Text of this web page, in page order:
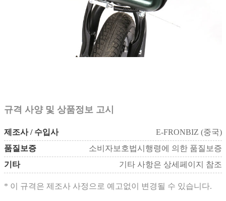
규격 사양 및 상품정보 고시
제조사 / 수입사
E-FRONBIZ (중국)
품질보증
소비자보호법시행령에 의한 품질보증
기타
기타 사항은 상세페이지 참조
* 이 규격은 제조사 사정으로 예고없이 변경될 수 있습니다.